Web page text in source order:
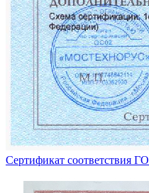
Сертификат соответствия